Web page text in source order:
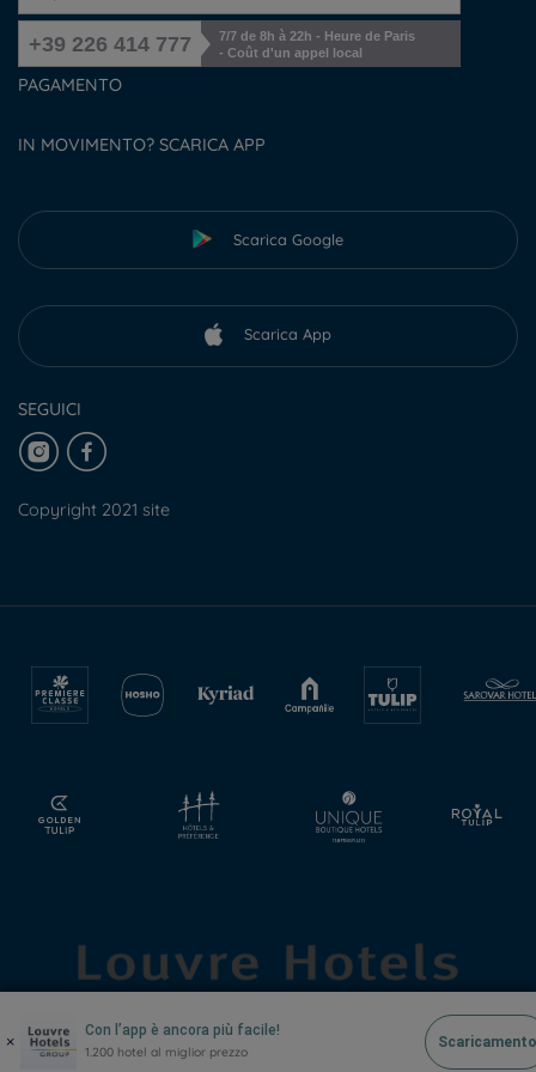
+39 226 414 777
7/7 de 8h à 22h - Heure de Paris
- Coût d'un appel local
PAGAMENTO
IN MOVIMENTO? SCARICA APP
Scarica Google
Scarica App
SEGUICI
Copyright 2021 site
× Con l’app è ancora più facile!
1.200 hotel al miglior prezzo
Scaricamento